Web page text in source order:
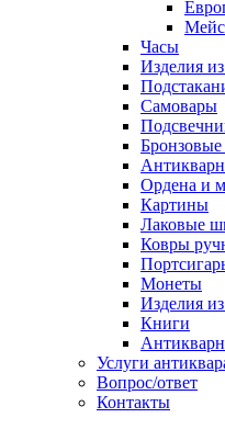
Часы
Изделия
Самовары
Бронзовые
Ордена и
Картины
Лаковые
Ковры
Монеты
Изделия
Книги
Услуги
Вопрос/ответ
Контакты